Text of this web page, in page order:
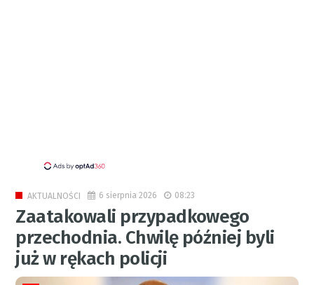
AKTUALNOŚCI 6 sierpnia 2026 08:23
Zaatakowali przypadkowego
przechodnia. Chwilę później byli
już w rękach policji